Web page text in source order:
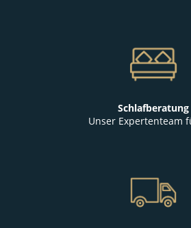
Schlafberatung
Unser Expertenteam